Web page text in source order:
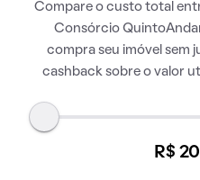
Compare o custo total
Consórcio
compra seu imóvel sem
cashback sobre o valor
R$